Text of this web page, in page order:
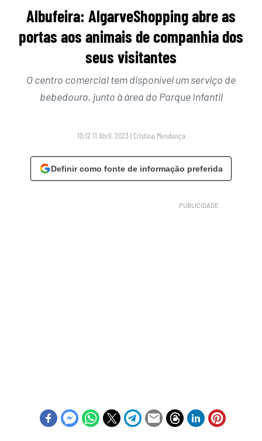
Albufeira: AlgarveShopping abre as
portas aos animais de companhia dos
seus visitantes
O centro comercial tem disponível um serviço de
bebedouro, junto à área do Parque Infantil
10:12 11 Abril, 2023 | Cristina Mendonça
Definir como fonte de informação preferida